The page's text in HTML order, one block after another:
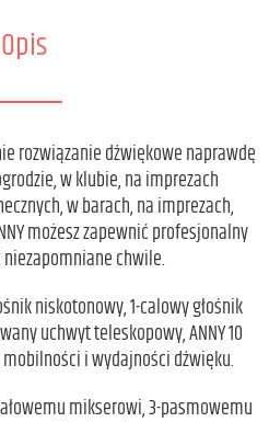
Opis
rozwiązanie dźwiękowe naprawdę
w klubie, na imprezach
w barach, na imprezach,
możesz zapewnić profesjonalny
chwile.
niskotonowy, 1-calowy głośnik
uchwyt teleskopowy, ANNY 10
i wydajności dźwięku.
mikserowi, 3-pasmowemu